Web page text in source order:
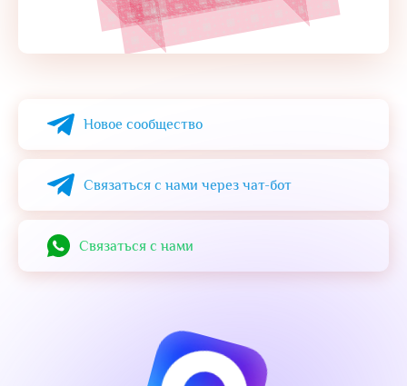
Новое сообщество
Связаться с нами через чат-бот
Cвязаться с нами